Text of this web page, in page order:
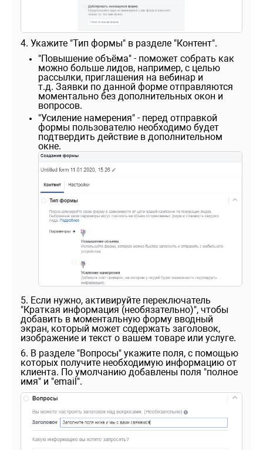
4. Укажите "Тип формы" в разделе "Контент".
"Повышение объёма" - поможет собрать как
можно больше лидов, например, с целью
рассылки, приглашения на вебинар и
т.д. Заявки по данной форме отправляются
моментально без дополнительных окон и
вопросов.
"Усиление намерения" - перед отправкой
формы пользователю необходимо будет
подтвердить действие в дополнительном
окне.
5. Если нужно, активируйте переключатель
"Краткая информация (необязательно)", чтобы
добавить в моментальную форму вводный
экран, который может содержать заголовок,
изображение и текст о вашем товаре или услуге.
6. В разделе "Вопросы" укажите поля, с помощью
которых получите необходимую информацию от
клиента. По умолчанию добавлены поля "полное
имя" и "email".